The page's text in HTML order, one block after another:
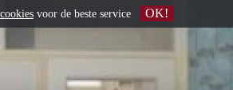
cookies voor de beste service OK!